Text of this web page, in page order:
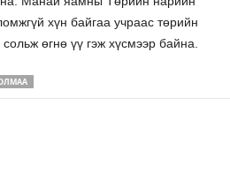
хүн байгаа учраас төрийн
өгнө үү гэж хүсмээр байна.